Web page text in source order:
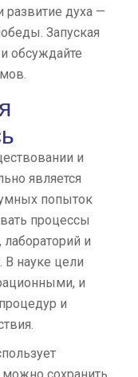
духа —
Запуская
обсуждайте
и
является
попыток
процессы
и
В науке цели
и
и